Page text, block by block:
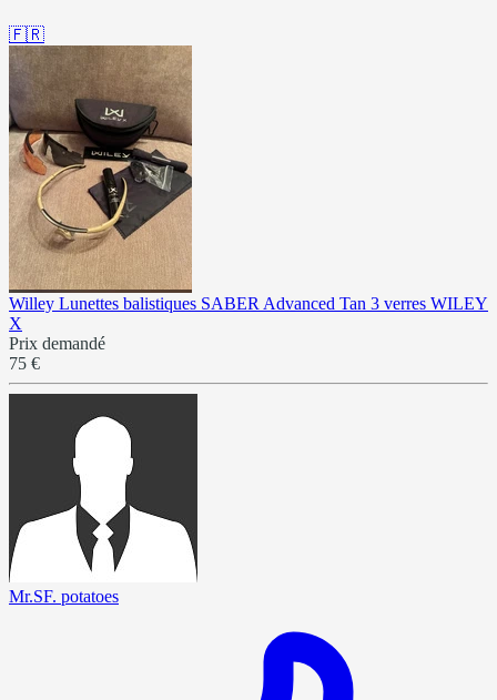
🇫🇷
Willey Lunettes balistiques SABER Advanced Tan 3 verres WILEY
X
Prix demandé
75 €
Mr.SF. potatoes